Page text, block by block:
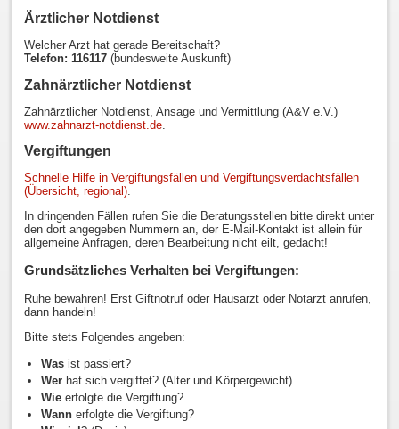
Ärztlicher Notdienst
Welcher Arzt hat gerade Bereitschaft?
Telefon: 116117(bundesweite Auskunft)
Zahnärztlicher Notdienst
Zahnärztlicher Notdienst, Ansage und Vermittlung (A&V e.V.)
www.zahnarzt-notdienst.de.
Vergiftungen
Schnelle Hilfe in Vergiftungsfällen und Vergiftungsverdachtsfällen
(Übersicht, regional).
In dringenden Fällen rufen Sie die Beratungsstellen bitte direkt unter
den dort angegeben Nummern an, der E-Mail-Kontakt ist allein für
allgemeine Anfragen, deren Bearbeitung nicht eilt, gedacht!
Grundsätzliches Verhalten bei Vergiftungen:
Ruhe bewahren! Erst Giftnotruf oder Hausarzt oder Notarzt anrufen,
dann handeln!
Bitte stets Folgendes angeben:
Was ist passiert?
Wer hat sich vergiftet? (Alter und Körpergewicht)
Wie erfolgte die Vergiftung?
Wann erfolgte die Vergiftung?